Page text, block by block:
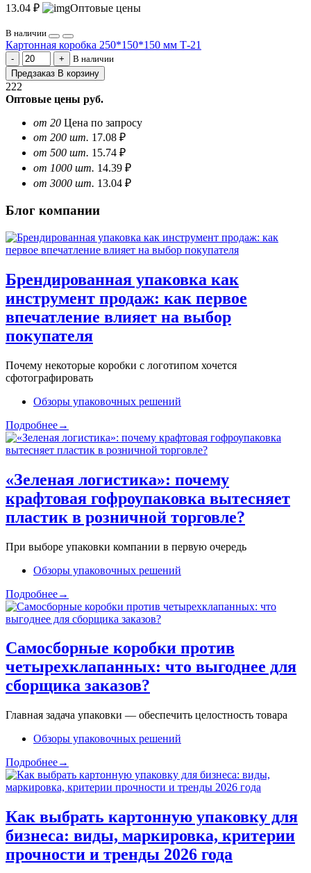
13.04 ₽ Оптовые цены
В наличии
Картонная коробка 250*150*150 мм Т-21
В наличии
Предзаказ В корзину
222
Оптовые цены руб.
от 20 Цена по запросу
от 200 шт. 17.08 ₽
от 500 шт. 15.74 ₽
от 1000 шт. 14.39 ₽
от 3000 шт. 13.04 ₽
Блог компании
Брендированная упаковка как
инструмент продаж: как первое
впечатление влияет на выбор
покупателя
Почему некоторые коробки с логотипом хочется
сфотографировать
Обзоры упаковочных решений
Подробнее→
«Зеленая логистика»: почему
крафтовая гофроупаковка вытесняет
пластик в розничной торговле?
При выборе упаковки компании в первую очередь
Обзоры упаковочных решений
Подробнее→
Самосборные коробки против
четырехклапанных: что выгоднее для
сборщика заказов?
Главная задача упаковки — обеспечить целостность товара
Обзоры упаковочных решений
Подробнее→
Как выбрать картонную упаковку для
бизнеса: виды, маркировка, критерии
прочности и тренды 2026 года